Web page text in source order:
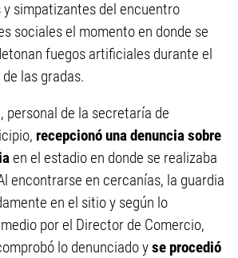
y simpatizantes del encuentro
sociales el momento en donde se
fuegos artificiales durante el
las gradas.
personal de la secretaría de
recepcionó una denuncia sobre
en el estadio en donde se realizaba
encontrarse en cercanías, la guardia
en el sitio y según lo
por el Director de Comercio,
lo denunciado yse procedió